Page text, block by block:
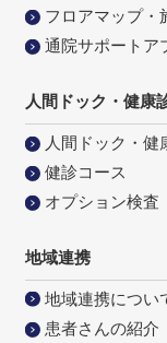
フロアマップ・
通院サポートア
人間ドック・健康
人間ドック・健
健診コース
オプション検査
地域連携
地域連携につい
患者さんの紹介